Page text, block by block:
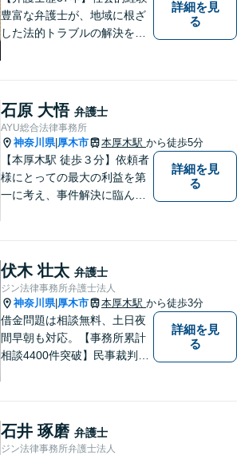
豊富な弁護士が、地域に根ざ
した法的トラブルの解決を目
人・法人問わず誠実に対応い
たします。
詳細を見
る
石原 大悟 弁護士
AYU総合法律事務所
神奈川県| 厚木市 本厚木駅 から徒歩5分
【本厚木駅 徒歩３分】依頼者
様にとっての最大の利益を第
一に考え、事件解決に臨んで
所を目指しております。
詳細を見
る
伏木 壮太 弁護士
ジン法律事務所弁護士法人
神奈川県| 厚木市 本厚木駅 から徒歩3分
借金問題は相談無料、土日夜
間早朝も対応。【事務所累計
相談4400件突破】民事裁判／
詳細を見
る
石井 琢磨 弁護士
ジン法律事務所弁護士法人